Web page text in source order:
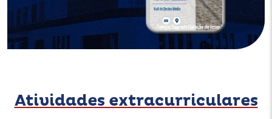
Atividades extracurriculares